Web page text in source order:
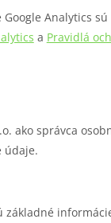
Analytics
a Pravidlá
ako správca
údaje.
základné